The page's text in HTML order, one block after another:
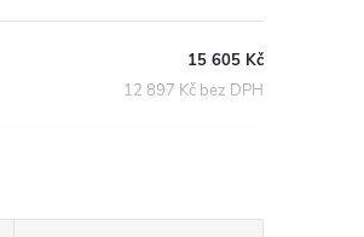
15 605 Kč
12 897 Kč bez DPH